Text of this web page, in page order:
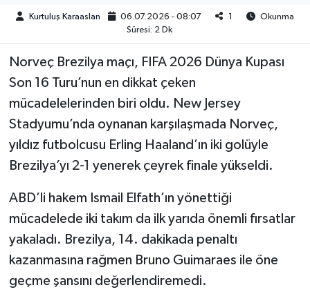
Kurtuluş Karaaslan 06.07.2026 - 08:07 1
Okunma
Süresi: 2 Dk
Norveç Brezilya maçı, FIFA 2026 Dünya Kupası
Son 16 Turu’nun en dikkat çeken
mücadelelerinden biri oldu. New Jersey
Stadyumu’nda oynanan karşılaşmada Norveç,
yıldız futbolcusu Erling Haaland’ın iki golüyle
Brezilya’yı 2-1 yenerek çeyrek finale yükseldi.
ABD’li hakem Ismail Elfath’ın yönettiği
mücadelede iki takım da ilk yarıda önemli fırsatlar
yakaladı. Brezilya, 14. dakikada penaltı
kazanmasına rağmen Bruno Guimaraes ile öne
geçme şansını değerlendiremedi.
TREND
MEDYA
OTOMOTİV
TEKNOLOJİ
YAŞAM
KÜLTÜR SANAT